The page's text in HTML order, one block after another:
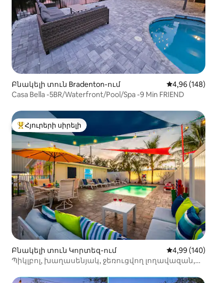
Բնակելի տուն Bradenton-ում Միջին
4,96 (148)
Casa Bella -5BR/Waterfront/Pool/Spa -9 Min FRIEND
Հյուրերի սիրելի լավագույն տները
Հյուրերի սիրելի
Բնակելի տուն Կորտեզ-ում Միջին
4,99 (140)
Պիկլբոլ, խաղասենյակ, ջեռուցվող լողավազան,